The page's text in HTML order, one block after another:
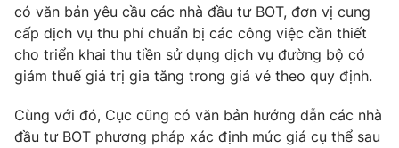
Tư vấn
Chuyên mục khác
Emagazine Podcast
Photo Infographic
có văn bản yêu cầu các nhà đầu tư BOT, đơn vị cung
cấp dịch vụ thu phí chuẩn bị các công việc cần thiết
cho triển khai thu tiền sử dụng dịch vụ đường bộ có
giảm thuế giá trị gia tăng trong giá vé theo quy định.
Cùng với đó, Cục cũng có văn bản hướng dẫn các nhà
đầu tư BOT phương pháp xác định mức giá cụ thể sau